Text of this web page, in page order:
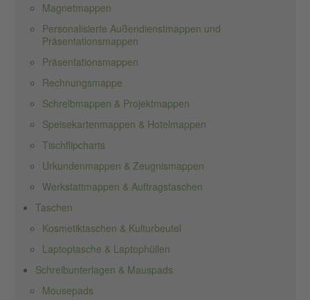
Magnetmappen
Personalisierte Außendienstmappen und
Präsentationsmappen
Präsentationsmappen
Rechnungsmappe
Schreibmappen & Projektmappen
Speisekartenmappen & Hotelmappen
Tischflipcharts
Urkundenmappen & Zeugnismappen
Werkstattmappen & Auftragstaschen
Taschen
Kosmetiktaschen & Kulturbeutel
Laptoptasche & Laptophüllen
Schreibunterlagen & Mauspads
Mousepads